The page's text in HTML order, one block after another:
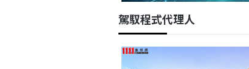
駕馭程式代理人